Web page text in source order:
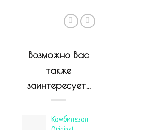
Возможно Вас
также
заинтересует…
Комбинезон